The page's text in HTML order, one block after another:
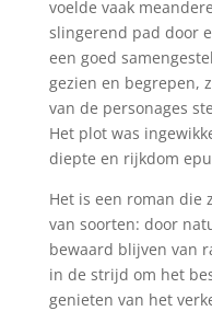
voelde vaak
slingerend pad door
een goed
gezien en begrepen,
van de personages
Het plot was
diepte en rijkdom
Het is een roman die
van soorten: door
bewaard blijven van
in de strijd om het
genieten van het